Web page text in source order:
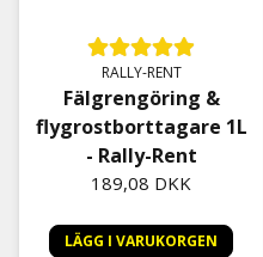
RALLY-RENT
Fälgrengöring &
flygrostborttagare 1L
- Rally-Rent
189,08 DKK
LÄGG I VARUKORGEN